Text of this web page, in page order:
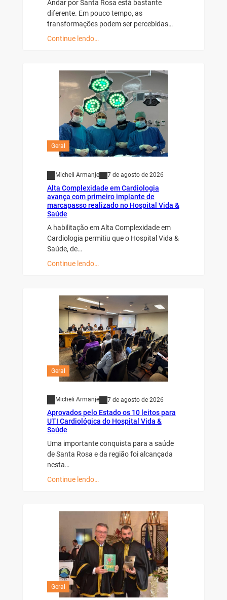
Andar por Santa Rosa está bastante
diferente. Em pouco tempo, as
transformações podem ser percebidas…
Continue lendo…
Geral
Micheli Armanje 7 de agosto de 2026
Alta Complexidade em Cardiologia
avança com primeiro implante de
marcapasso realizado no Hospital Vida &
Saúde
A habilitação em Alta Complexidade em
Cardiologia permitiu que o Hospital Vida &
Saúde, de…
Continue lendo…
Geral
Micheli Armanje 7 de agosto de 2026
Aprovados pelo Estado os 10 leitos para
UTI Cardiológica do Hospital Vida &
Saúde
Uma importante conquista para a saúde
de Santa Rosa e da região foi alcançada
nesta…
Continue lendo…
Geral